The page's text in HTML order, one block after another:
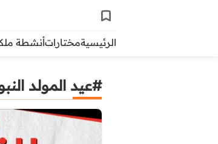
الرئيسيةمختاراتأنشطة
#عيد المولد